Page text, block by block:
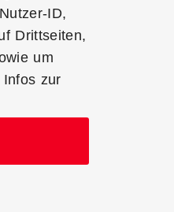
ID,
Drittseiten,
um
zur